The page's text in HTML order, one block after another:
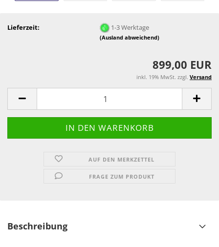
Lieferzeit: 1-3 Werktage
(Ausland abweichend)
899,00 EUR
inkl. 19% MwSt. zzgl. Versand
AUF DEN MERKZETTEL
FRAGE ZUM PRODUKT
Beschreibung